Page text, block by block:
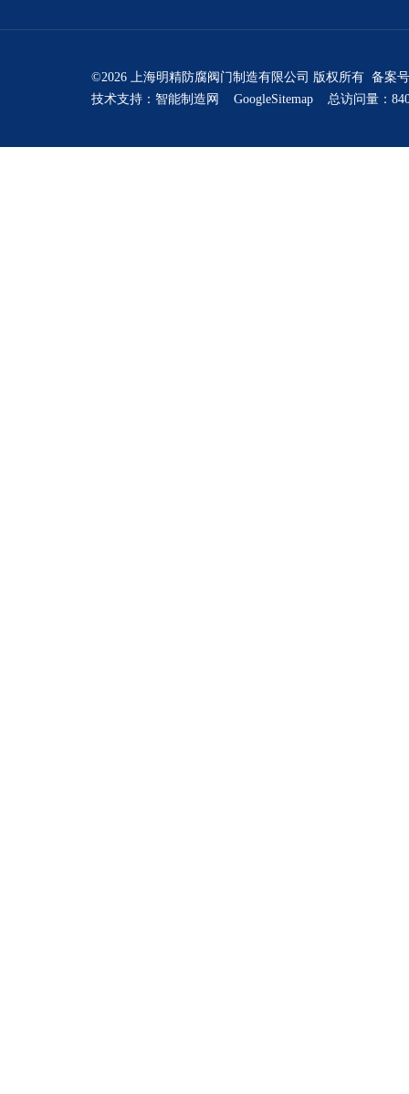
©2026 上海明精防腐阀门制造有限公司 版权所有 备案
技术支持： 智能制造网 GoogleSitemap 总访问量：